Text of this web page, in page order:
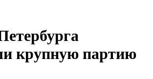
крупную партию